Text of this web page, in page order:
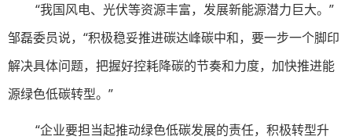
“我国风电、光伏等资源丰富，发展新能源潜力巨大。”
邹磊委员说，“积极稳妥推进碳达峰碳中和，要一步一个脚印
解决具体问题，把握好控耗降碳的节奏和力度，加快推进能
源绿色低碳转型。”
“企业要担当起推动绿色低碳发展的责任，积极转型升